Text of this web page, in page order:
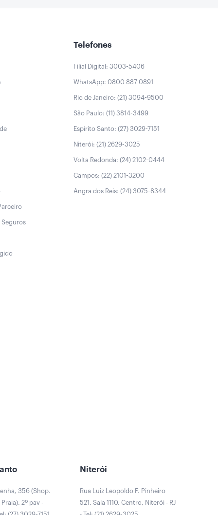
Seguros
Telefones
Filial Digital: 3003-5406
WhatsApp: 0800 887 0891
Rio de Janeiro: (21) 3094-9500
São Paulo: (11) 3814-3499
Espírito Santo: (27) 3029-7151
Niterói: (21) 2629-3025
Volta Redonda: (24) 2102-0444
Campos: (22) 2101-3200
Angra dos Reis: (24) 3075-8344
356 (Shop.
2º pav -
Niterói
Rua Luiz Leopoldo F. Pinheiro
521. Sala 1110. Centro, Niterói - RJ